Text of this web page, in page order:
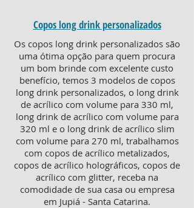
Copos long drink personalizados
Os copos long drink personalizados são
uma ótima opção para quem procura
um bom brinde com excelente custo
benefício, temos 3 modelos de copos
long drink personalizados, o long drink
de acrílico com volume para 330 ml,
long drink de acrílico com volume para
320 ml e o long drink de acrílico slim
com volume para 270 ml, trabalhamos
com copos de acrílico metalizados,
copos de acrílico holográficos, copos de
acrílico com glitter, receba na
comodidade de sua casa ou empresa
em Jupiá - Santa Catarina.